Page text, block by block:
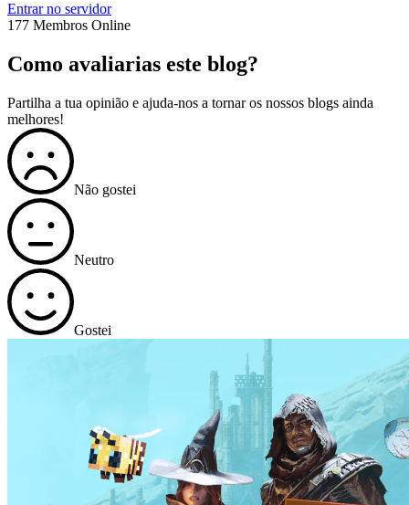
Entrar no servidor
177 Membros Online
Como avaliarias este blog?
Partilha a tua opinião e ajuda-nos a tornar os nossos blogs ainda
melhores!
Não gostei
Neutro
Gostei